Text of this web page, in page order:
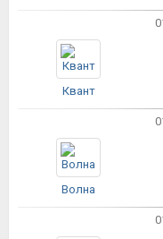
Квант
Волна